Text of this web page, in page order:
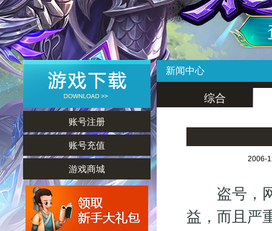
账号注册
账号充值
游戏商城
新闻中心
综合
2006-
盗号，网
益，而且严